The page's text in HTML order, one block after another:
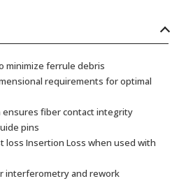
minimize ferrule debris
requirements for optimal
fiber contact integrity
pins
loss Insertion Loss when used with
interferometry and rework